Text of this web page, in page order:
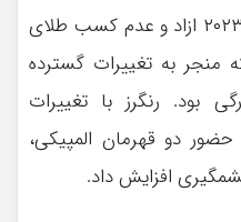
تجربه تلخ سومی آسیا در سال ۲۰۲۳ ازاد و عدم کسب طلای
آزاد که منجر به تغییرات گسترده
بود. رنگرز با تغییرات
دو قهرمان المپیکی،
افزایش داد.